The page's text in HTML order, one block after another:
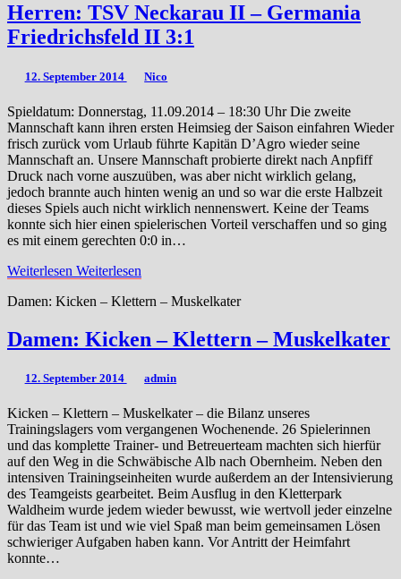
Herren: TSV Neckarau II – Germania
Friedrichsfeld II 3:1
12. September 2014 Nico
Spieldatum: Donnerstag, 11.09.2014 – 18:30 Uhr Die zweite
Mannschaft kann ihren ersten Heimsieg der Saison einfahren Wieder
frisch zurück vom Urlaub führte Kapitän D’Agro wieder seine
Mannschaft an. Unsere Mannschaft probierte direkt nach Anpfiff
Druck nach vorne auszuüben, was aber nicht wirklich gelang,
jedoch brannte auch hinten wenig an und so war die erste Halbzeit
dieses Spiels auch nicht wirklich nennenswert. Keine der Teams
konnte sich hier einen spielerischen Vorteil verschaffen und so ging
es mit einem gerechten 0:0 in…
Weiterlesen Weiterlesen
Damen: Kicken – Klettern – Muskelkater
Damen: Kicken – Klettern – Muskelkater
12. September 2014 admin
Kicken – Klettern – Muskelkater – die Bilanz unseres
Trainingslagers vom vergangenen Wochenende. 26 Spielerinnen
und das komplette Trainer- und Betreuerteam machten sich hierfür
auf den Weg in die Schwäbische Alb nach Obernheim. Neben den
intensiven Trainingseinheiten wurde außerdem an der Intensivierung
des Teamgeists gearbeitet. Beim Ausflug in den Kletterpark
Waldheim wurde jedem wieder bewusst, wie wertvoll jeder einzelne
für das Team ist und wie viel Spaß man beim gemeinsamen Lösen
schwieriger Aufgaben haben kann. Vor Antritt der Heimfahrt
konnte…